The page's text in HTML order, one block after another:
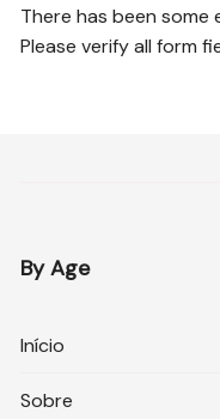
There has been
Please verify all form
By Age
Início
Sobre